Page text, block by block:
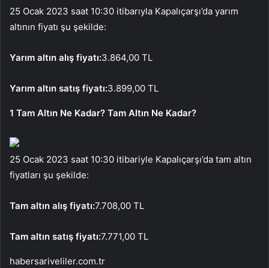
25 Ocak 2023 saat 10:30 itibarıyla Kapalıçarşı’da yarım
altının fiyatı şu şekilde:
Yarım altın alış fiyatı:3.864,00 TL
Yarım altın satış fiyatı:3.899,00 TL
1 Tam Altın Ne Kadar? Tam Altın Ne Kadar?
25 Ocak 2023 saat 10:30 itibariyle Kapalıçarşı’da tam altın
fiyatları şu şekilde:
Tam altın alış fiyatı:7.708,00 TL
Tam altın satış fiyatı:7.771,00 TL
habersariveliler.com.tr